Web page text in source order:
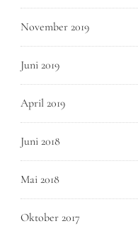
November 2019
Juni 2019
April 2019
Juni 2018
Mai 2018
Oktober 2017